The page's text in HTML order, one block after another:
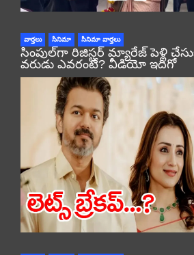
వార్తలు సినిమా సినిమా వార్తలు
సింపుల్‌గా రిజిస్టర్‌ మ్యారేజ్ పెళ్లి
వరుడు ఎవరంటే? వీడియో ఇదిగో